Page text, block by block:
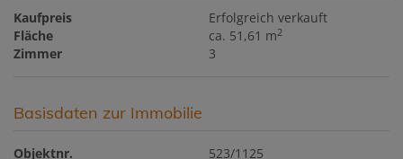
Kaufpreis
Erfolgreich verkauft
Fläche
ca. 51,61 m2
Zimmer 3
Basisdaten zur Immobilie
Objektnr.
523/1125